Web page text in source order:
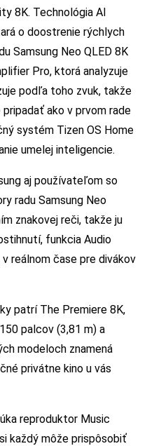
8K. Technológia AI
o doostrenie rýchlych
Samsung Neo QLED 8K
Pro, ktorá analyzuje
podľa toho zvuk, takže
ako v prvom rade
systém Tizen OS Home
umelej inteligencie.
aj používateľom so
radu Samsung Neo
znakovej reči, takže ju
funkcia Audio
reálnom čase pre divákov
patrí The Premiere 8K,
palcov (3,81 m) a
modeloch znamená
privátne kino u vás
reproduktor Music
každý môže prispôsobiť